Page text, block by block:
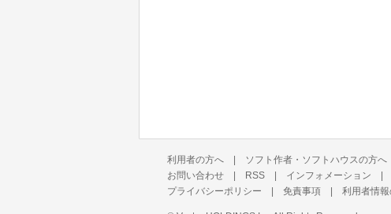
利用者の方へ | ソフト作者・ソフトハウスの方へ
お問い合わせ | RSS | インフォメーション |
プライバシーポリシー | 免責事項 | 利用者情